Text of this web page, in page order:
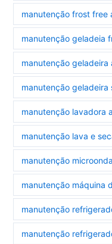
manutenção frost free
manutenção geladeia
manutenção geladeira
manutenção
manutenção lavadora
manutenção lava e
manutenção
manutenção máquina
manutenção
manutenção